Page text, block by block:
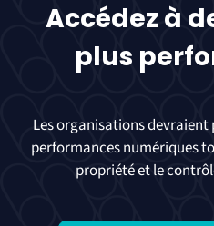
Accédez à
plus
Les organisations
performances numériques
propriété et le